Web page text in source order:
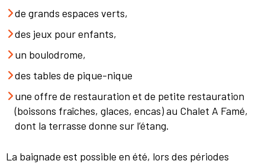
de grands espaces verts,
des jeux pour enfants,
un boulodrome,
des tables de pique-nique
une offre de restauration et de petite restauration
(boissons fraîches, glaces, encas) au Chalet A Famé,
dont la terrasse donne sur l’étang.
La baignade est possible en été, lors des périodes